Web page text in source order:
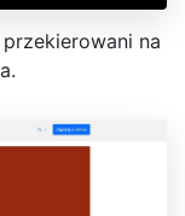
na